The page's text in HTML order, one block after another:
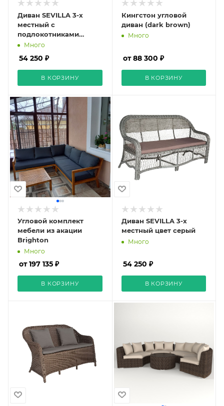
Диван SEVILLA 3-х
местный с
подлокотниками
(Слоновая кость)
Много
54 250 ₽
В КОРЗИНУ
Кингстон угловой
диван (dark brown)
Много
от 88 300 ₽
В КОРЗИНУ
Угловой комплект
мебели из акации
Brighton
Много
от 197 135 ₽
В КОРЗИНУ
Диван SEVILLA 3-х
местный цвет серый
Много
54 250 ₽
В КОРЗИНУ